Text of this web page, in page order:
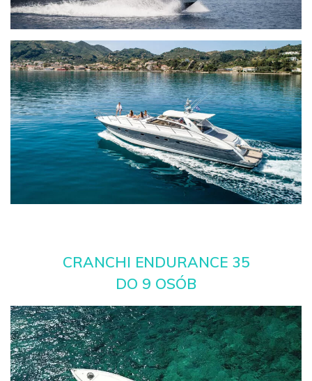
CRANCHI ENDURANCE 35
DO 9 OSÓB